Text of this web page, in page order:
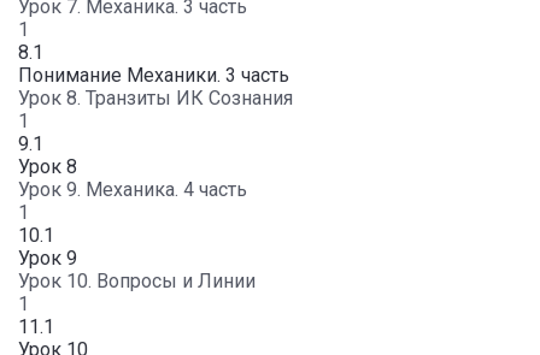
Урок 7. Механика. 3 часть
1
8.1
Понимание Механики. 3 часть
Урок 8. Транзиты ИК Сознания
1
9.1
Урок 8
Урок 9. Механика. 4 часть
1
10.1
Урок 9
Урок 10. Вопросы и Линии
1
11.1
Урок 10